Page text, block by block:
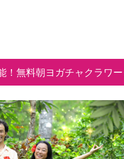
！無料朝ヨガチャクラワ